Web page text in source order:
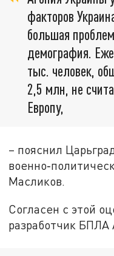
факторов
большая
демография.
тыс. человек,
2,5 млн, не
Европу,
– пояснил
Масликов.
Согласен с этой
разработчик